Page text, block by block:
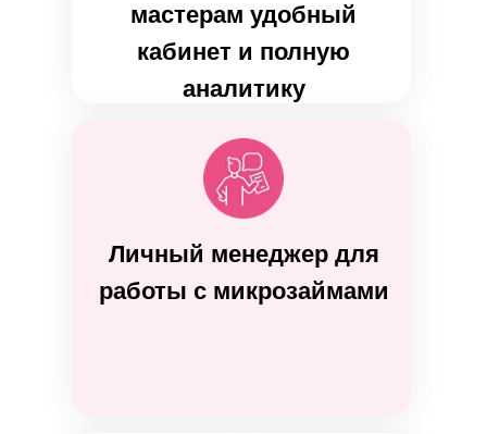
мастерам удобный
кабинет и полную
аналитику
Личный менеджер для
работы с микрозаймами